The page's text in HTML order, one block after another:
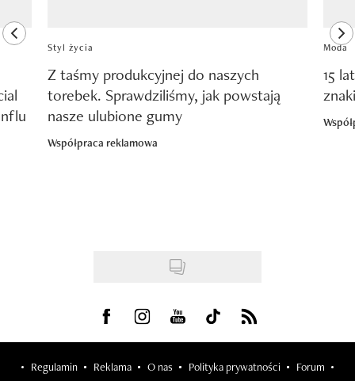
previous element
Styl życia
Z taśmy produkcyjnej do naszych
torebek. Sprawdziliśmy, jak powstają
nasze ulubione gumy
Współpraca reklamowa
Moda
15
Visit us on Facebook
Visit us on Instagram
Visit us on Youtube
Visit us on Tiktok
Visit us on Rss
Regulamin Reklama O nas Polityka prywatności Forum